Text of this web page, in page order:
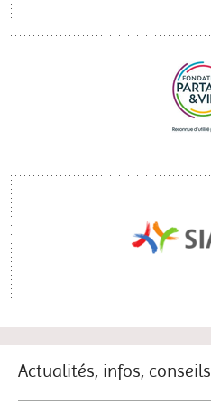
Actualités, infos, conseils